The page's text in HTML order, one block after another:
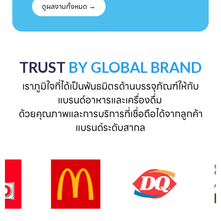
ดูผลงานทั้งหมด →
TRUST BY GLOBAL BRAND
เราภูมิใจที่ได้เป็นพันธมิตรด้านบรรจุภัณฑ์ให้กับ
แบรนด์อาหารและเครื่องดื่ม
ด้วยคุณภาพและการบริการที่เชื่อถือได้จากลูกค้า
แบรนด์ระดับสากล